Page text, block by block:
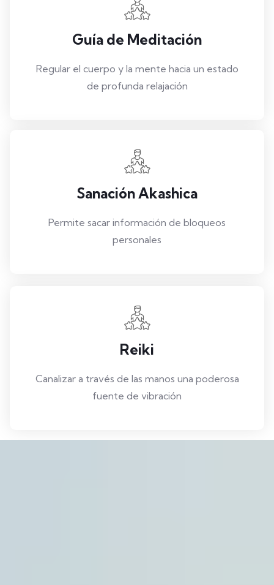
Guía de Meditación
Regular el cuerpo y la mente hacia un estado
de profunda relajación
Sanación Akashica
Permite sacar información de bloqueos
personales
Reiki
Canalizar a través de las manos una poderosa
fuente de vibración